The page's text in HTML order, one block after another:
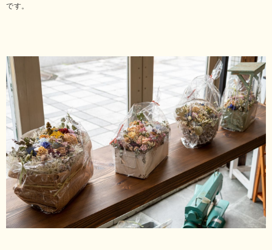
です。